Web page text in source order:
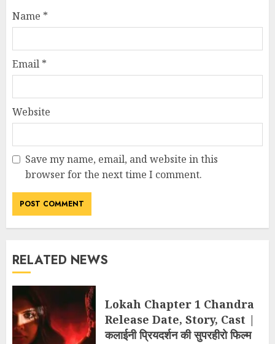
Name *
Email *
Website
Save my name, email, and website in this
browser for the next time I comment.
RELATED NEWS
Lokah Chapter 1 Chandra
Release Date, Story, Cast |
कलाईनी प्रियदर्शन की सुपरहीरो फिल्म